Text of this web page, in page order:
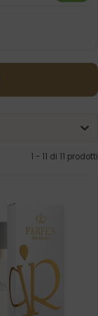
1 - 11 di 11 prodotti